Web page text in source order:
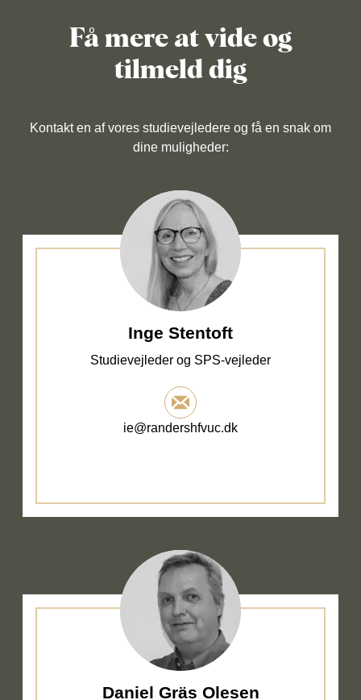
Få mere at vide og
tilmeld dig
Kontakt en af vores studievejledere og få en snak om
dine muligheder:
Inge Stentoft
Studievejleder og SPS-vejleder
ie@randershfvuc.dk
Daniel Gräs Olesen